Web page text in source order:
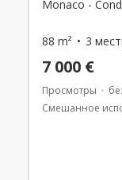
Monaco -
88 m² 3
7 000 €
Просмотры
Смешанное